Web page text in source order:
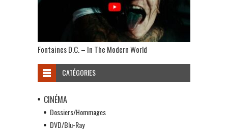
Fontaines D.C. – In The Modern World
CATÉGORIES
CINÉMA
Dossiers/Hommages
DVD/Blu-Ray